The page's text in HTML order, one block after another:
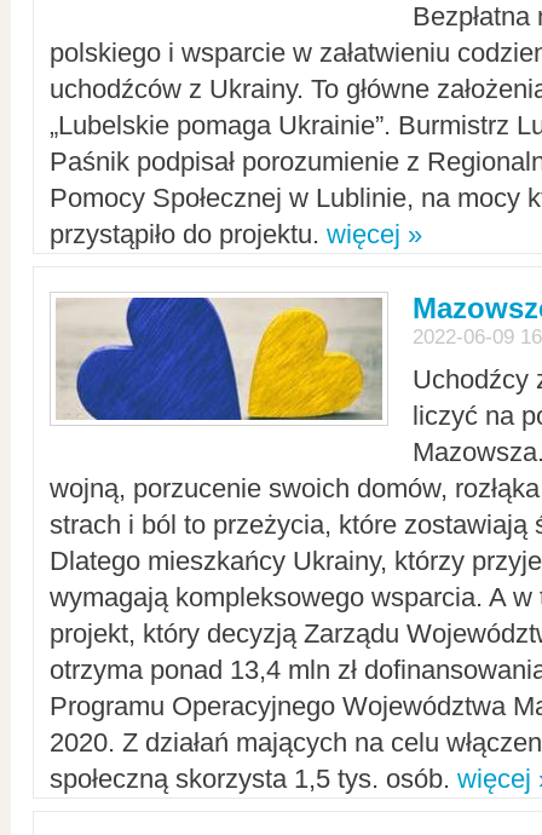
polskiego i wsparcie w załatwieniu
uchodźców z Ukrainy. To główne
„Lubelskie pomaga Ukrainie”. Burmistrz
Paśnik podpisał porozumienie z
Pomocy Społecznej w Lublinie, na mocy
przystąpiło do projektu. więcej »
2022-06-09
Uchodźcy
liczyć na
wojną, porzucenie swoich domów,
strach i ból to przeżycia, które zostawiają
Dlatego mieszkańcy Ukrainy, którzy
wymagają kompleksowego wsparcia. A w
projekt, który decyzją Zarządu
otrzyma ponad 13,4 mln zł
Programu Operacyjnego Województwa
2020. Z działań mających na celu
społeczną skorzysta 1,5 tys. osób. więcej